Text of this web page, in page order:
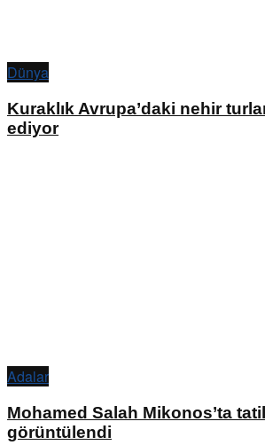
Dünya
Kuraklık Avrupa’daki nehir
ediyor
Adalar
Mohamed Salah Mikonos’ta
görüntülendi